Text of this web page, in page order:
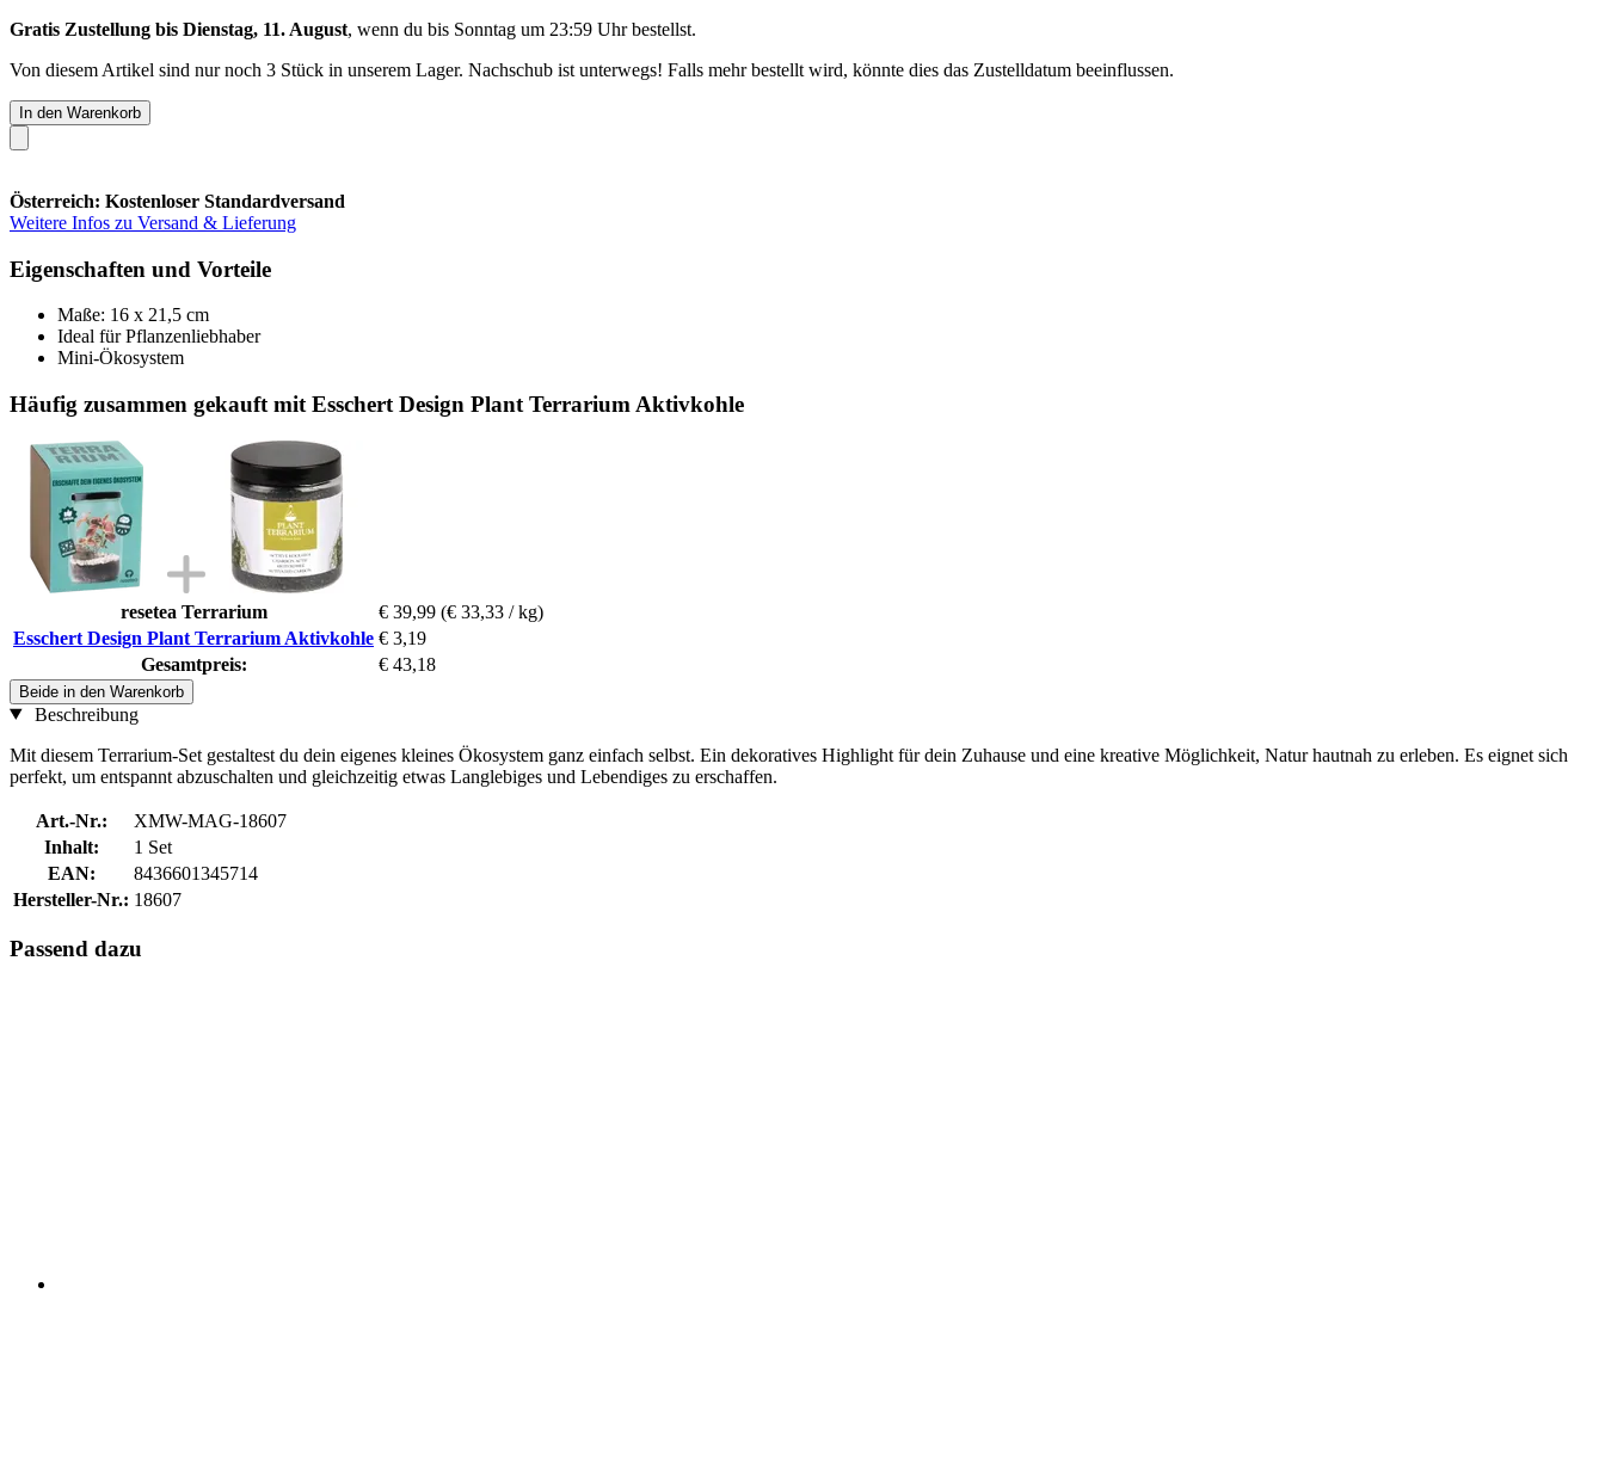
Gratis Zustellung bis Dienstag, 11. August, wenn du bis Sonntag um 23:59 Uhrbestellst.
Von diesem Artikel sind nur noch 3 Stück in unserem Lager. Nachschub ist unterwegs! Falls mehr bestellt wird, könnte dies das Zustelldatum beeinflussen.
In den Warenkorb
Österreich: Kostenloser Standardversand
Weitere Infos zu Versand & Lieferung
Eigenschaften und Vorteile
Maße: 16 x 21,5 cm
Ideal für Pflanzenliebhaber
Mini-Ökosystem
Häufig zusammen gekauft mit Esschert Design Plant Terrarium Aktivkohle
resetea Terrarium € 39,99 (€ 33,33 / kg)
Esschert Design Plant Terrarium Aktivkohle € 3,19
Gesamtpreis:
€ 43,18
Beide in den Warenkorb
Beschreibung
Mit diesem Terrarium-Set gestaltest du dein eigenes kleines Ökosystem ganz einfach selbst. Ein dekoratives Highlight für dein Zuhause und eine kreative Möglichkeit, Natur hautnah zu erleben. Es eignet sich
perfekt, um entspannt abzuschalten und gleichzeitig etwas Langlebiges und Lebendiges zu erschaffen.
Art.-Nr.:
XMW-MAG-18607
Inhalt:
1 Set
EAN:
8436601345714
Hersteller-Nr.: 18607
Passend dazu